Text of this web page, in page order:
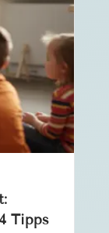
Tipps